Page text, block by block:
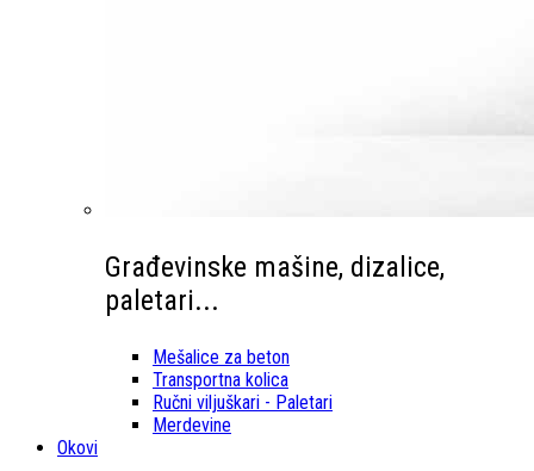
Građevinske mašine, dizalice,
paletari...
Mešalice za beton
Transportna kolica
Ručni viljuškari - Paletari
Merdevine
Okovi